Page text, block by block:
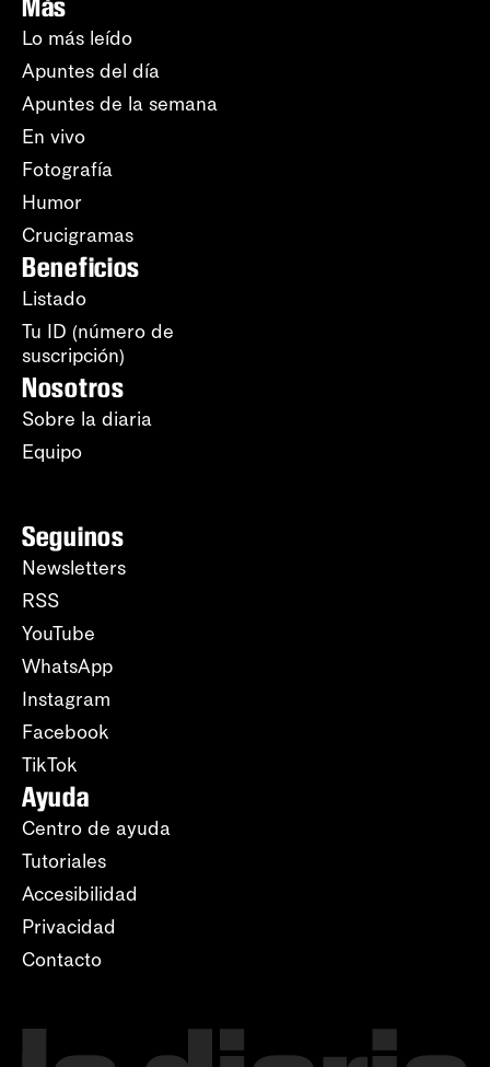
Más
Lo más leído
Apuntes del día
Apuntes de la semana
En vivo
Fotografía
Humor
Crucigramas
Beneficios
Listado
Tu ID (número de
suscripción)
Nosotros
Sobre la diaria
Equipo
Seguinos
Newsletters
RSS
YouTube
WhatsApp
Instagram
Facebook
TikTok
Ayuda
Centro de ayuda
Tutoriales
Accesibilidad
Privacidad
Contacto